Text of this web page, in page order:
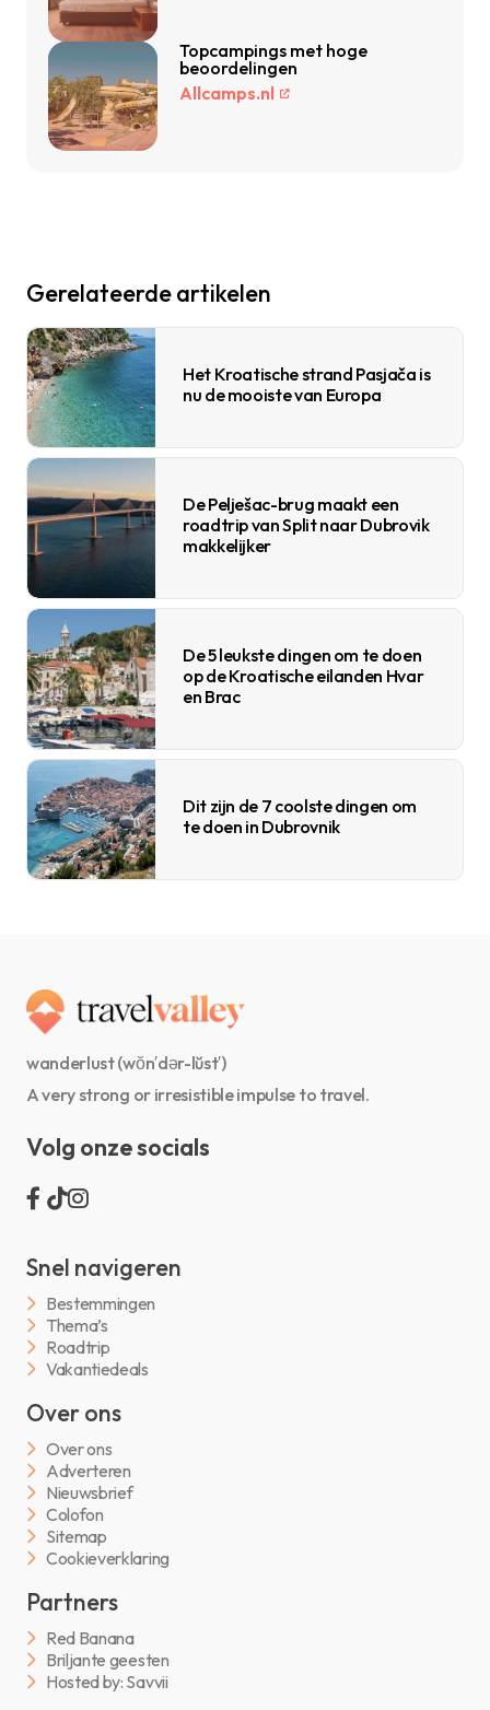
Topcampings met hoge
beoordelingen
Allcamps.nl
Gerelateerde artikelen
Het Kroatische strand Pasjača is
nu de mooiste van Europa
De Pelješac-brug maakt een
roadtrip van Split naar Dubrovik
makkelijker
De 5 leukste dingen om te doen
op de Kroatische eilanden Hvar
en Brac
Dit zijn de 7 coolste dingen om
te doen in Dubrovnik
wanderlust (wŏn′dər-lŭst′)
A very strong or irresistible impulse to travel.
Volg onze socials
Snel navigeren
Bestemmingen
Thema’s
Roadtrip
Vakantiedeals
Over ons
Over ons
Adverteren
Nieuwsbrief
Colofon
Sitemap
Cookieverklaring
Partners
Red Banana
Briljante geesten
Hosted by: Savvii